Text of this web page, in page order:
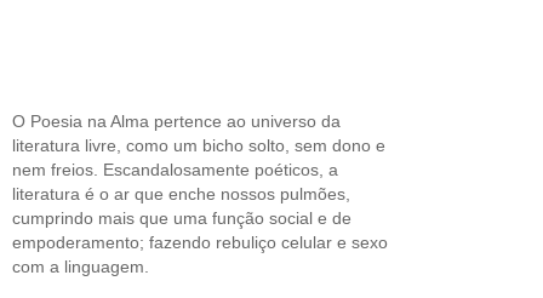
O Poesia na Alma pertence ao universo da
literatura livre, como um bicho solto, sem dono e
nem freios. Escandalosamente poéticos, a
literatura é o ar que enche nossos pulmões,
cumprindo mais que uma função social e de
empoderamento; fazendo rebuliço celular e sexo
com a linguagem.